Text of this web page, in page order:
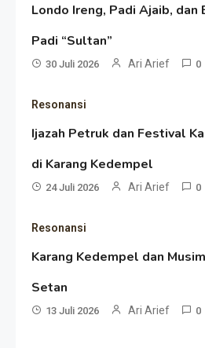
Londo Ireng, Padi Ajaib,
Padi “Sultan”
30 Juli 2026 Ari Arief 0
Resonansi
Ijazah Petruk dan Festival
di Karang Kedempel
24 Juli 2026 Ari Arief 0
Resonansi
Karang Kedempel dan
Setan
13 Juli 2026 Ari Arief 0
Resonansi
Seri 1: Republik Karang
Non-Blok ke Go-Blok!
Menelusuri Akar Sejarah
Tahun PPU, Pertentangan
Pengesahan UU 7/2002
Gareng Lebih Sibuk Orasi
Artikel